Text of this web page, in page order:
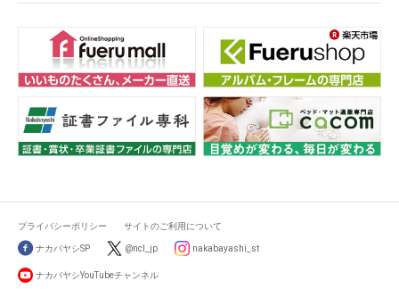
プライバシーポリシー サイトのご利用について
ナカバヤシSP @ncl_jp nakabayashi_st
ナカバヤシYouTubeチャンネル